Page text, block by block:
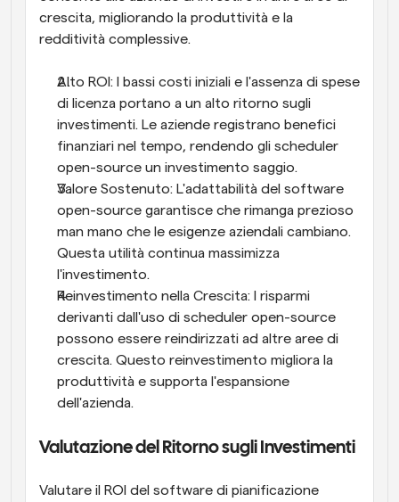
crescita, migliorando la produttività e la
redditività complessive.
Alto ROI: I bassi costi iniziali e l'assenza di spese
di licenza portano a un alto ritorno sugli
investimenti. Le aziende registrano benefici
finanziari nel tempo, rendendo gli scheduler
open-source un investimento saggio.
Valore Sostenuto: L'adattabilità del software
open-source garantisce che rimanga prezioso
man mano che le esigenze aziendali cambiano.
Questa utilità continua massimizza
l'investimento.
Reinvestimento nella Crescita: I risparmi
derivanti dall'uso di scheduler open-source
possono essere reindirizzati ad altre aree di
crescita. Questo reinvestimento migliora la
produttività e supporta l'espansione
dell'azienda.
Valutazione del Ritorno sugli Investimenti
Valutare il ROI del software di pianificazione